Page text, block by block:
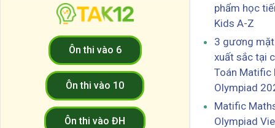
Ôn thi vào 6
Ôn thi vào 10
Ôn thi vào ĐH
phẩm học
Kids A-Z
3 gương
xuất sắc tại
Toán Matific
Olympiad
Matific
Olympiad